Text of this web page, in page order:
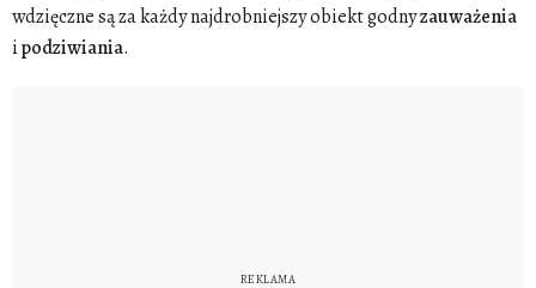
wdzięczne są za każdy najdrobniejszy obiekt godnyzauważenia
ipodziwiania.